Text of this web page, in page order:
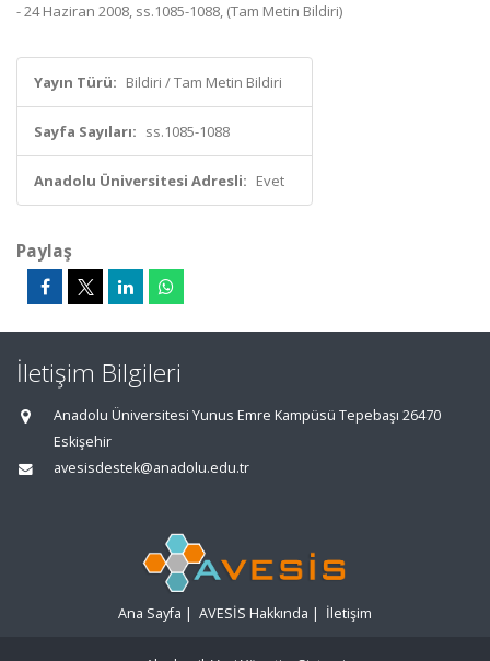
- 24 Haziran 2008, ss.1085-1088, (Tam Metin Bildiri)
Yayın Türü: Bildiri / Tam Metin Bildiri
Sayfa Sayıları: ss.1085-1088
Anadolu Üniversitesi Adresli: Evet
Paylaş
İletişim Bilgileri
Anadolu Üniversitesi Yunus Emre Kampüsü Tepebaşı 26470
Eskişehir
avesisdestek@anadolu.edu.tr
Ana Sayfa | AVESİS Hakkında | İletişim